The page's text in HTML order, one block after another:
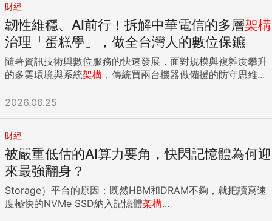
財經
韌性維穩、AI前行！拆解中華電信的多層架構
治理「蛋糕學」，做全台灣人的數位保鑣
隨著資訊技術與數位服務的快速發展，面對規模與複雜度攀升
的多雲環境與系統架構 ，傳統買兩台機器做備援的防守思維...
2026.06.25
財經
被嚴重低估的AI算力要角，快閃記憶體為何迎
來最強翻身？
Storage）平台的原因：既然HBM和DRAM不夠，就把讀寫速
度極快的NVMe SSD納入記憶體架構...